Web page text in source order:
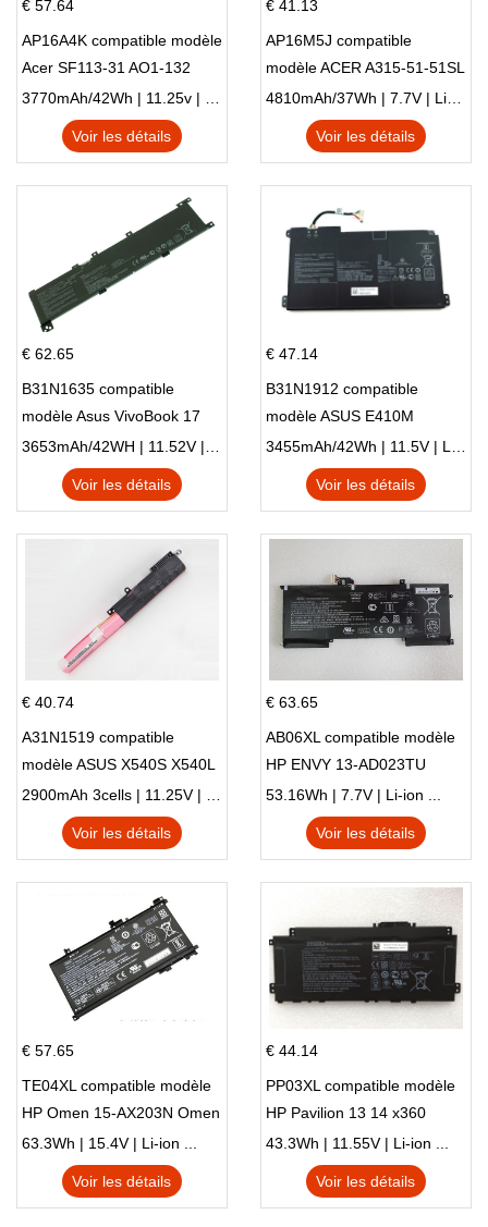
€ 57.64
AP16A4K compatible modèle
Acer SF113-31 AO1-132
NE132
3770mAh/42Wh | 11.25v | Li-ion ...
Voir les détails
€ 41.13
AP16M5J compatible
modèle ACER A315-51-51SL
N17Q1 SERIES
4810mAh/37Wh | 7.7V | Li-ion ...
Voir les détails
€ 62.65
B31N1635 compatible
modèle Asus VivoBook 17
X705NC X705UA X705UV
X705UN X705UD
3653mAh/42WH | 11.52V | Li-ion ...
Voir les détails
€ 47.14
B31N1912 compatible
modèle ASUS E410M
E410MA L410MA
3455mAh/42Wh | 11.5V | Li-ion ...
Voir les détails
€ 40.74
A31N1519 compatible
modèle ASUS X540S X540L
X540LA-SI302 X540SA
X540S
2900mAh 3cells | 11.25V | Li-ion ...
Voir les détails
€ 63.65
AB06XL compatible modèle
HP ENVY 13-AD023TU
HSTNN-DB8C 921438-855
TPN-I128
53.16Wh | 7.7V | Li-ion ...
Voir les détails
€ 57.65
TE04XL compatible modèle
HP Omen 15-AX203N Omen
15 Series Pavilion 15 Series
63.3Wh | 15.4V | Li-ion ...
Voir les détails
€ 44.14
PP03XL compatible modèle
HP Pavilion 13 14 x360
L83388-AC1 L83388-421
HSTNN-LB8S M01118-421
M01144-005 13-BB 14-DV
43.3Wh | 11.55V | Li-ion ...
Voir les détails